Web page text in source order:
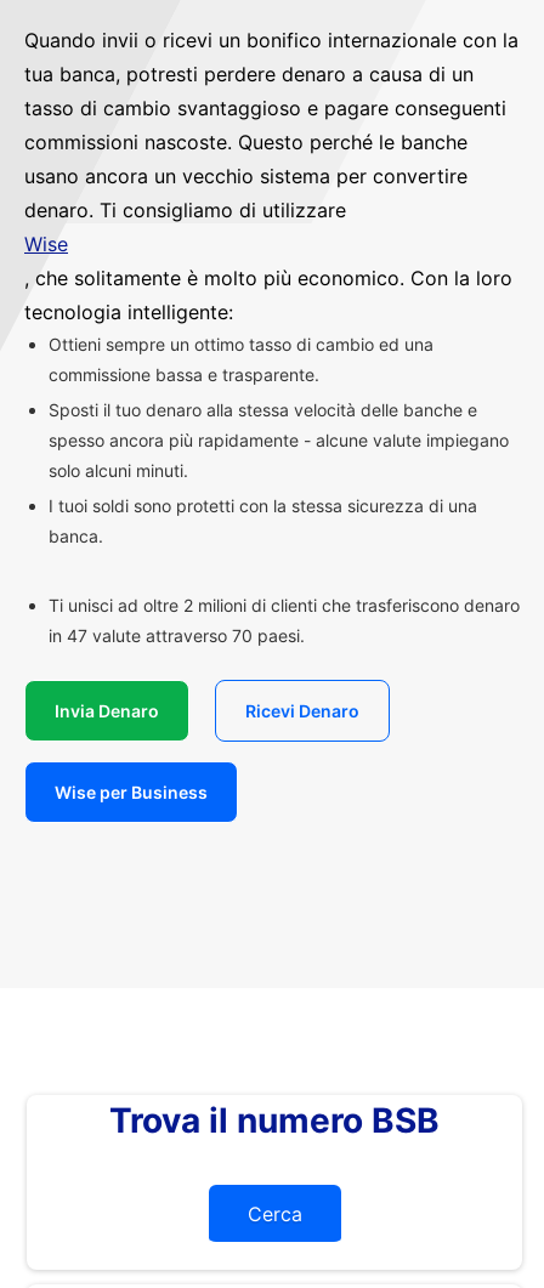
Quando invii o ricevi un bonifico internazionale con la
tua banca, potresti perdere denaro a causa di un
tasso di cambio svantaggioso e pagare conseguenti
commissioni nascoste. Questo perché le banche
usano ancora un vecchio sistema per convertire
denaro. Ti consigliamo di utilizzare
Wise
, che solitamente è molto più economico. Con la loro
tecnologia intelligente:
Ottieni sempre un ottimo tasso di cambio ed una
commissione bassa e trasparente.
Sposti il tuo denaro alla stessa velocità delle banche e
spesso ancora più rapidamente - alcune valute impiegano
solo alcuni minuti.
I tuoi soldi sono protetti con la stessa sicurezza di una
banca.
Ti unisci ad oltre 2 milioni di clienti che trasferiscono denaro
in 47 valute attraverso 70 paesi.
Invia Denaro Ricevi Denaro
Wise per Business
Trova il numero BSB
Cerca